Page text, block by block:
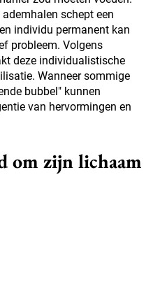
schept een
individu permanent kan
probleem. Volgens
deze individualistische
Wanneer sommige
bubbel" kunnen
van hervormingen en
om zijn lichaam